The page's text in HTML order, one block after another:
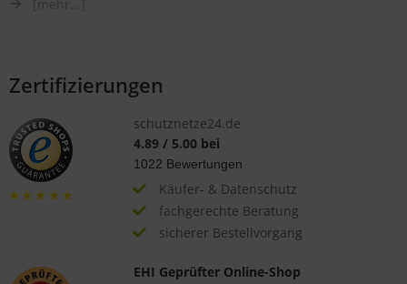
Zertifizierungen
schutznetze24.de
4.89/ 5.00bei
1022 Bewertungen
Käufer- & Datenschutz
fachgerechte Beratung
sicherer Bestellvorgang
EHI Geprüfter Online-Shop